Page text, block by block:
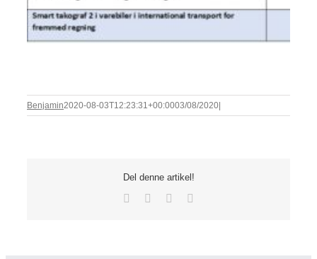
Benjamin2020-08-03T12:23:31+00:0003/08/2020
Del denne artikel!
Facebook LinkedIn